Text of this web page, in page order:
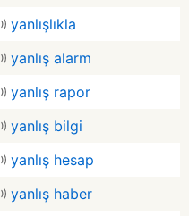
yanlışlıkla
yanlış alarm
yanlış rapor
yanlış bilgi
yanlış hesap
yanlış haber